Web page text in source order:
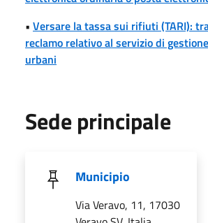
• Versare la tassa sui rifiuti (TARI):
reclamo relativo al servizio di
urbani
Sede principale
Municipio
Via Veravo, 11, 17030